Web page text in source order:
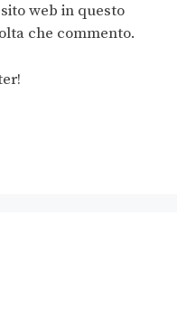
web in questo
che commento.